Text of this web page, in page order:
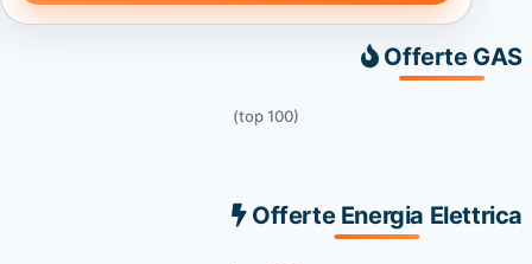
Offerte GAS
(top 100)
Offerte Energia Elettrica